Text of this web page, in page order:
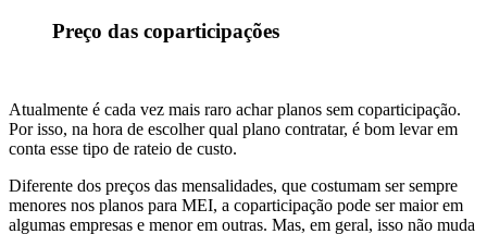
Preço das coparticipações
Atualmente é cada vez mais raro achar planos sem coparticipação.
Por isso, na hora de escolher qual plano contratar, é bom levar em
conta esse tipo de rateio de custo.
Diferente dos preços das mensalidades, que costumam ser sempre
menores nos planos para MEI, a coparticipação pode ser maior em
algumas empresas e menor em outras. Mas, em geral, isso não muda